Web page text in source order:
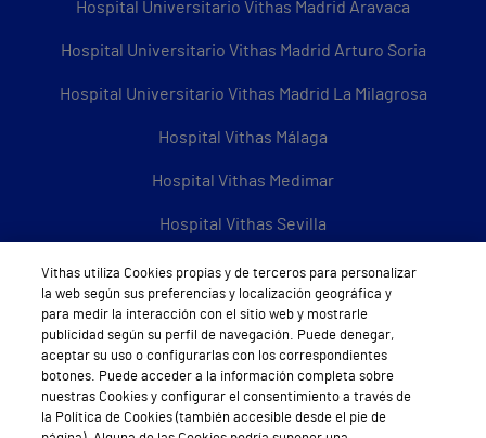
Hospital Universitario Vithas Madrid Aravaca
Hospital Universitario Vithas Madrid Arturo Soria
Hospital Universitario Vithas Madrid La Milagrosa
Hospital Vithas Málaga
Hospital Vithas Medimar
Hospital Vithas Sevilla
Hospital Vithas Tenerife
Hospital Vithas Valencia 9 de Octubre
Hospital Vithas Valencia Consuelo
Hospital Vithas Vigo
Vithas utiliza Cookies propias y de terceros para personalizar
la web según sus preferencias y localización geográfica y
para medir la interacción con el sitio web y mostrarle
publicidad según su perfil de navegación. Puede denegar,
aceptar su uso o configurarlas con los correspondientes
botones. Puede acceder a la información completa sobre
nuestras Cookies y configurar el consentimiento a través de
la Política de Cookies (también accesible desde el pie de